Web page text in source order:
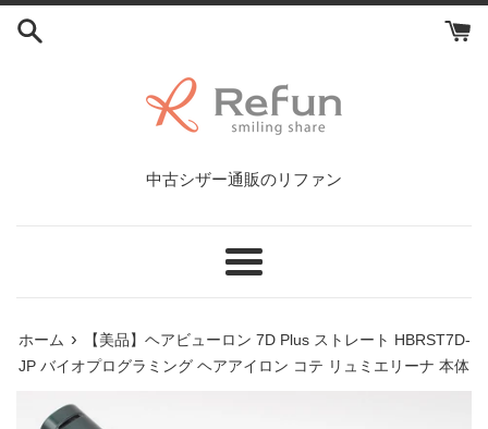
コ
中古シザー通販のリファン
メ
ホーム ›
【美品】ヘアビューロン 7D Plus ストレート HBRST7D-
JP バイオプログラミング ヘアアイロン コテ リュミエリーナ 本体